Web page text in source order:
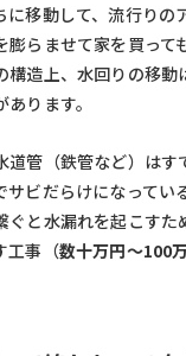
に移動して、流行りの
膨らませて家を買って
構造上、水回りの移動
ります。
道管（鉄管など）はす
サビだらけになってい
ぐと水漏れを起こすた
工事（数十万円〜100